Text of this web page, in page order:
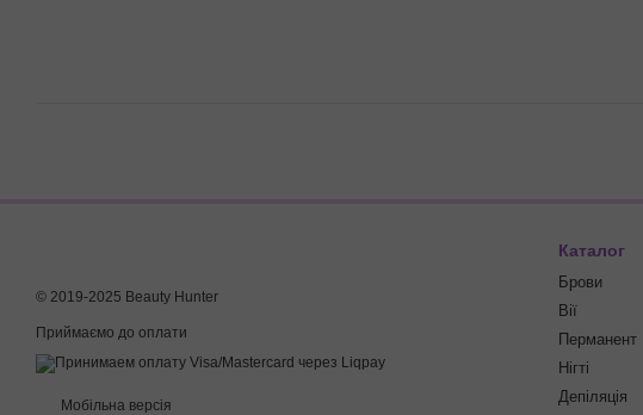
© 2019-2025 Beauty Hunter
Приймаємо до оплати
Мобільна версія
Каталог
Брови
Вії
Перманент
Нігті
Депіляція